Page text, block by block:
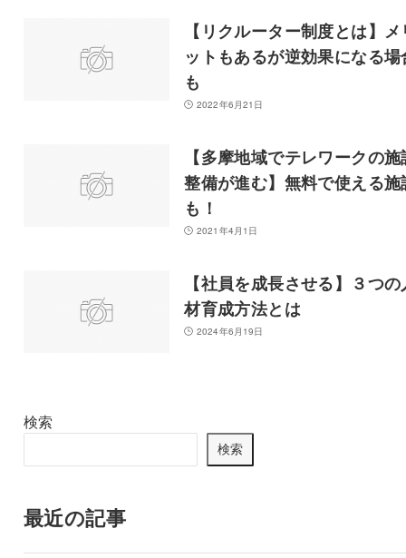
【リクルーター制度とは】メ
ットもあるが逆効果になる場
も
2022年6月21日
【多摩地域でテレワークの施
整備が進む】無料で使える施
も！
2021年4月1日
【社員を成長させる】３つの
材育成方法とは
2024年6月19日
検索
検索
最近の記事